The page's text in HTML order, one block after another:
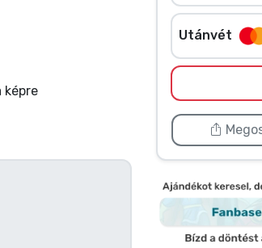
képre
Utánvét